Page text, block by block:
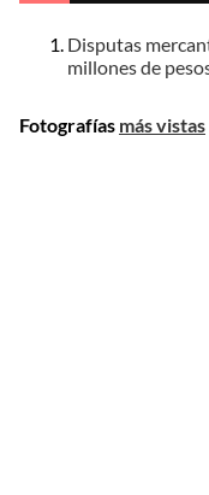
Disputas
millones de
Fotografías más vistas